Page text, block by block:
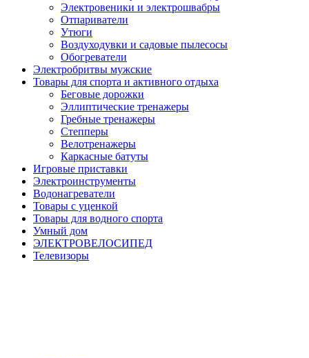
Электровеники и электрошвабры
Отпариватели
Утюги
Воздуходувки и садовые пылесосы
Обогреватели
Электробритвы мужские
Товары для спорта и активного отдыха
Беговые дорожки
Эллиптические тренажеры
Гребные тренажеры
Степперы
Велотренажеры
Каркасные батуты
Игровые приставки
Электроинструменты
Водонагреватели
Товары с уценкой
Товары для водного спорта
Умный дом
ЭЛЕКТРОВЕЛОСИПЕД
Телевизоры